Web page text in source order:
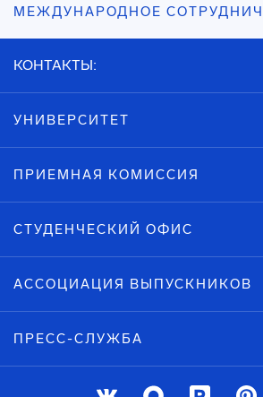
МЕЖДУНАРОДНОЕ
КОНТАКТЫ:
УНИВЕРСИТЕТ
ПРИЕМНАЯ КОМИССИЯ
СТУДЕНЧЕСКИЙ ОФИС
АССОЦИАЦИЯ ВЫПУСКНИКОВ
ПРЕСС-СЛУЖБА